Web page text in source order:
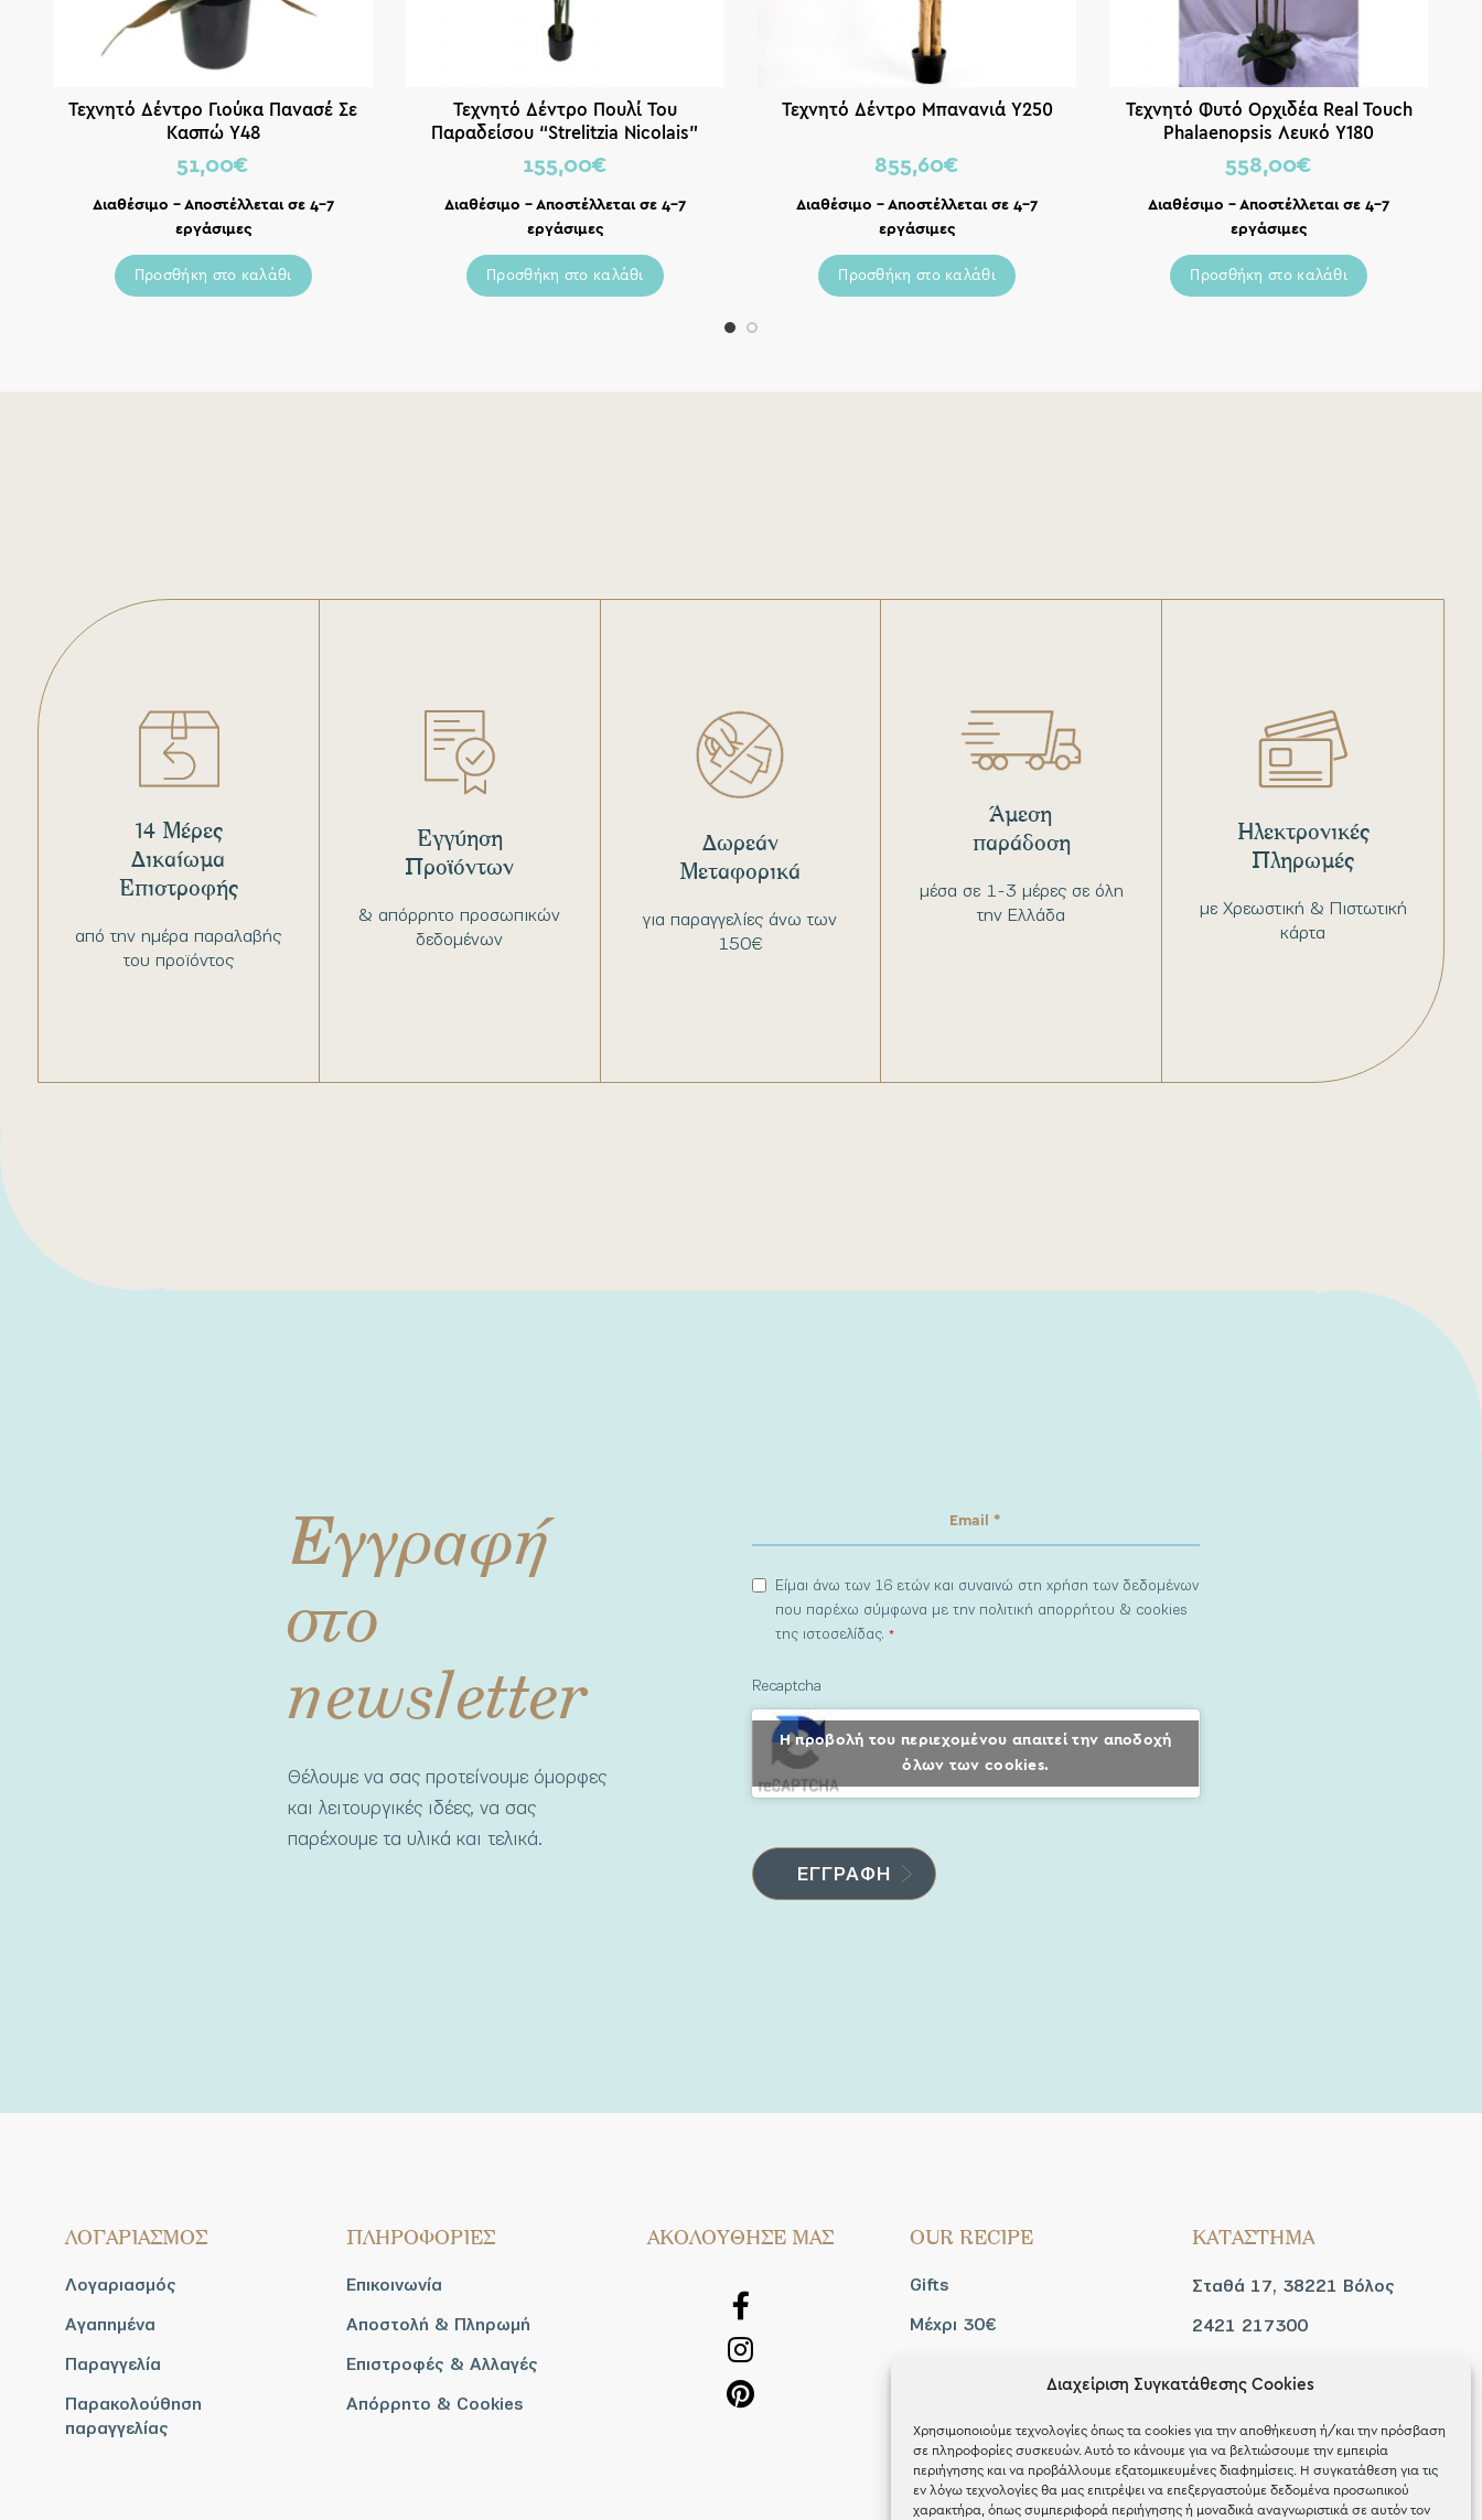
Διαχείριση Συγκατάθεσης Cookies
Χρησιμοποιούμε τεχνολογίες όπως τα cookies για την αποθήκευση ή/και την πρόσβαση
σε πληροφορίες συσκευών. Αυτό το κάνουμε για να βελτιώσουμε την εμπειρία
περιήγησης και να προβάλλουμε εξατομικευμένες διαφημίσεις. Η συγκατάθεση για τις
εν λόγω τεχνολογίες θα μας επιτρέψει να επεξεργαστούμε δεδομένα προσωπικού
χαρακτήρα, όπως συμπεριφορά περιήγησης ή μοναδικά αναγνωριστικά σε αυτόν τον
Τεχνητό Δέντρο Γιούκα Πανασέ Σε
Κασπώ Υ48
51,00€
Διαθέσιμο – Αποστέλλεται σε 4-7
εργάσιμες
Προσθήκη στο καλάθι
Τεχνητό Δέντρο Πουλί Του
Παραδείσου “Strelitzia Nicolais”
Πράσινο Υ120
155,00€
Διαθέσιμο – Αποστέλλεται σε 4-7
εργάσιμες
Προσθήκη στο καλάθι
Τεχνητό Δέντρο Μπανανιά Υ250
855,60€
Διαθέσιμο – Αποστέλλεται σε 4-7
εργάσιμες
Προσθήκη στο καλάθι
Τεχνητό Φυτό Ορχιδέα Real Touch
Phalaenopsis Λευκό Υ180
558,00€
Διαθέσιμο – Αποστέλλεται σε 4-7
εργάσιμες
Προσθήκη στο καλάθι
από την ημέρα παραλαβής
του προϊόντος
14 Μέρες
Δικαίωμα
Επιστροφής
& απόρρητο προσωπικών
δεδομένων
Εγγύηση
Προϊόντων
για παραγγελίες άνω των
150€
Δωρεάν
Μεταφορικά
μέσα σε 1-3 μέρες σε όλη
την Ελλάδα
Άμεση
παράδοση
με Χρεωστική & Πιστωτική
κάρτα
Ηλεκτρονικές
Πληρωμές
Εγγραφή
στο
newsletter
Θέλουμε να σας προτείνουμε όμορφες
και λειτουργικές ιδέες, να σας
παρέχουμε τα υλικά και τελικά.
Είμαι άνω των 16 ετών και συναινώ στη χρήση των δεδομένων
που παρέχω σύμφωνα με την πολιτική απορρήτου & cookies
της ιστοσελίδας.*
Recaptcha
Η προβολή του περιεχομένου απαιτεί την αποδοχή
όλων των cookies.
ΛΟΓΑΡΙΑΣΜΟΣ
Λογαριασμός
Αγαπημένα
Παραγγελία
Παρακολούθηση
παραγγελίας
ΠΛΗΡΟΦΟΡΙΕΣ
Επικοινωνία
Αποστολή & Πληρωμή
Επιστροφές & Αλλαγές
Απόρρητο & Cookies
AΚΟΛΟΥΘΗΣΕ ΜΑΣ OUR RECIPE
Gifts
Μέχρι 30€
ΚΑΤΑΣΤΗΜΑ
Σταθά 17, 38221 Βόλος
2421 217300
Τριτ / Πεμ / Παρ: 09:00 -
21:00